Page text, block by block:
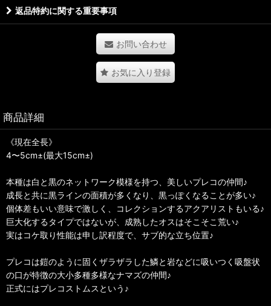
返品特約に関する重要事項
お問い合わせ
お気に入り登録
商品詳細
《現在全長》
4〜5cm±(最大15cm±)
本種は白と黒のネットワーク模様を持つ、美しいプレコの仲間♪
成長と共に黒ラインの面積が多くなり、黒っぽくなることが多い♪
個体差もいい意味で激しく、コレクションするアクアリストもいる♪
巨大化するタイプではないが、成熟したオスはそこそこ荒い♪
実はコケ取り性能は申し訳程度で、サブ的な立ち位置♪
プレコは鎧のように固くザラザラした鱗と岩などに吸いつく吸盤状
の口が特徴の大小多種多様なナマズの仲間♪
正式にはプレコストムスという♪